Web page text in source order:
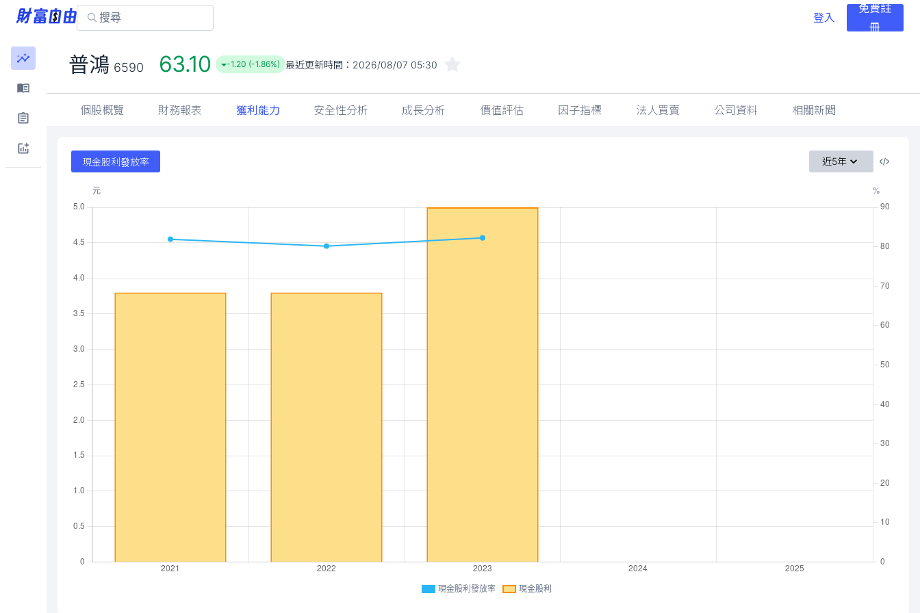
登入
免費註
冊
普鴻 6590 63.10 -1.20 (-1.86%) 最近更新時間： 2026/08/07 05:30
個股概覽 財務報表 獲利能力 安全性分析 成長分析 價值評估 因子指標 法人買賣 公司資料 相關新聞
現金股利發放率 近5年
現金股利發放率 現金股利